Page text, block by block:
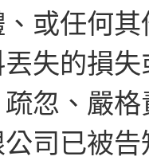
或任何
失的損
忽、嚴
司已被